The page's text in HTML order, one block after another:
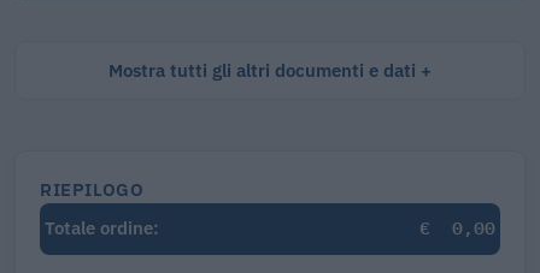
Mostra tutti gli altri documenti e dati
RIEPILOGO
Totale ordine:
€ 0,00